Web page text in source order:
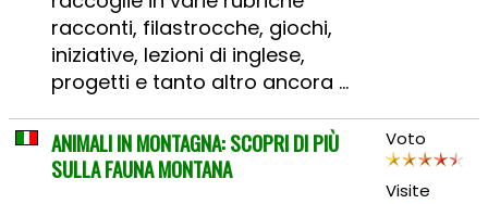
racconti, filastrocche, giochi,
iniziative, lezioni di inglese,
progetti e tanto altro ancora ...
ANIMALI IN MONTAGNA: SCOPRI DI PIÙ
SULLA FAUNA MONTANA
Voto
Visite